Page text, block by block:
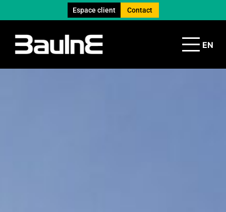
Espace client Contact
EN